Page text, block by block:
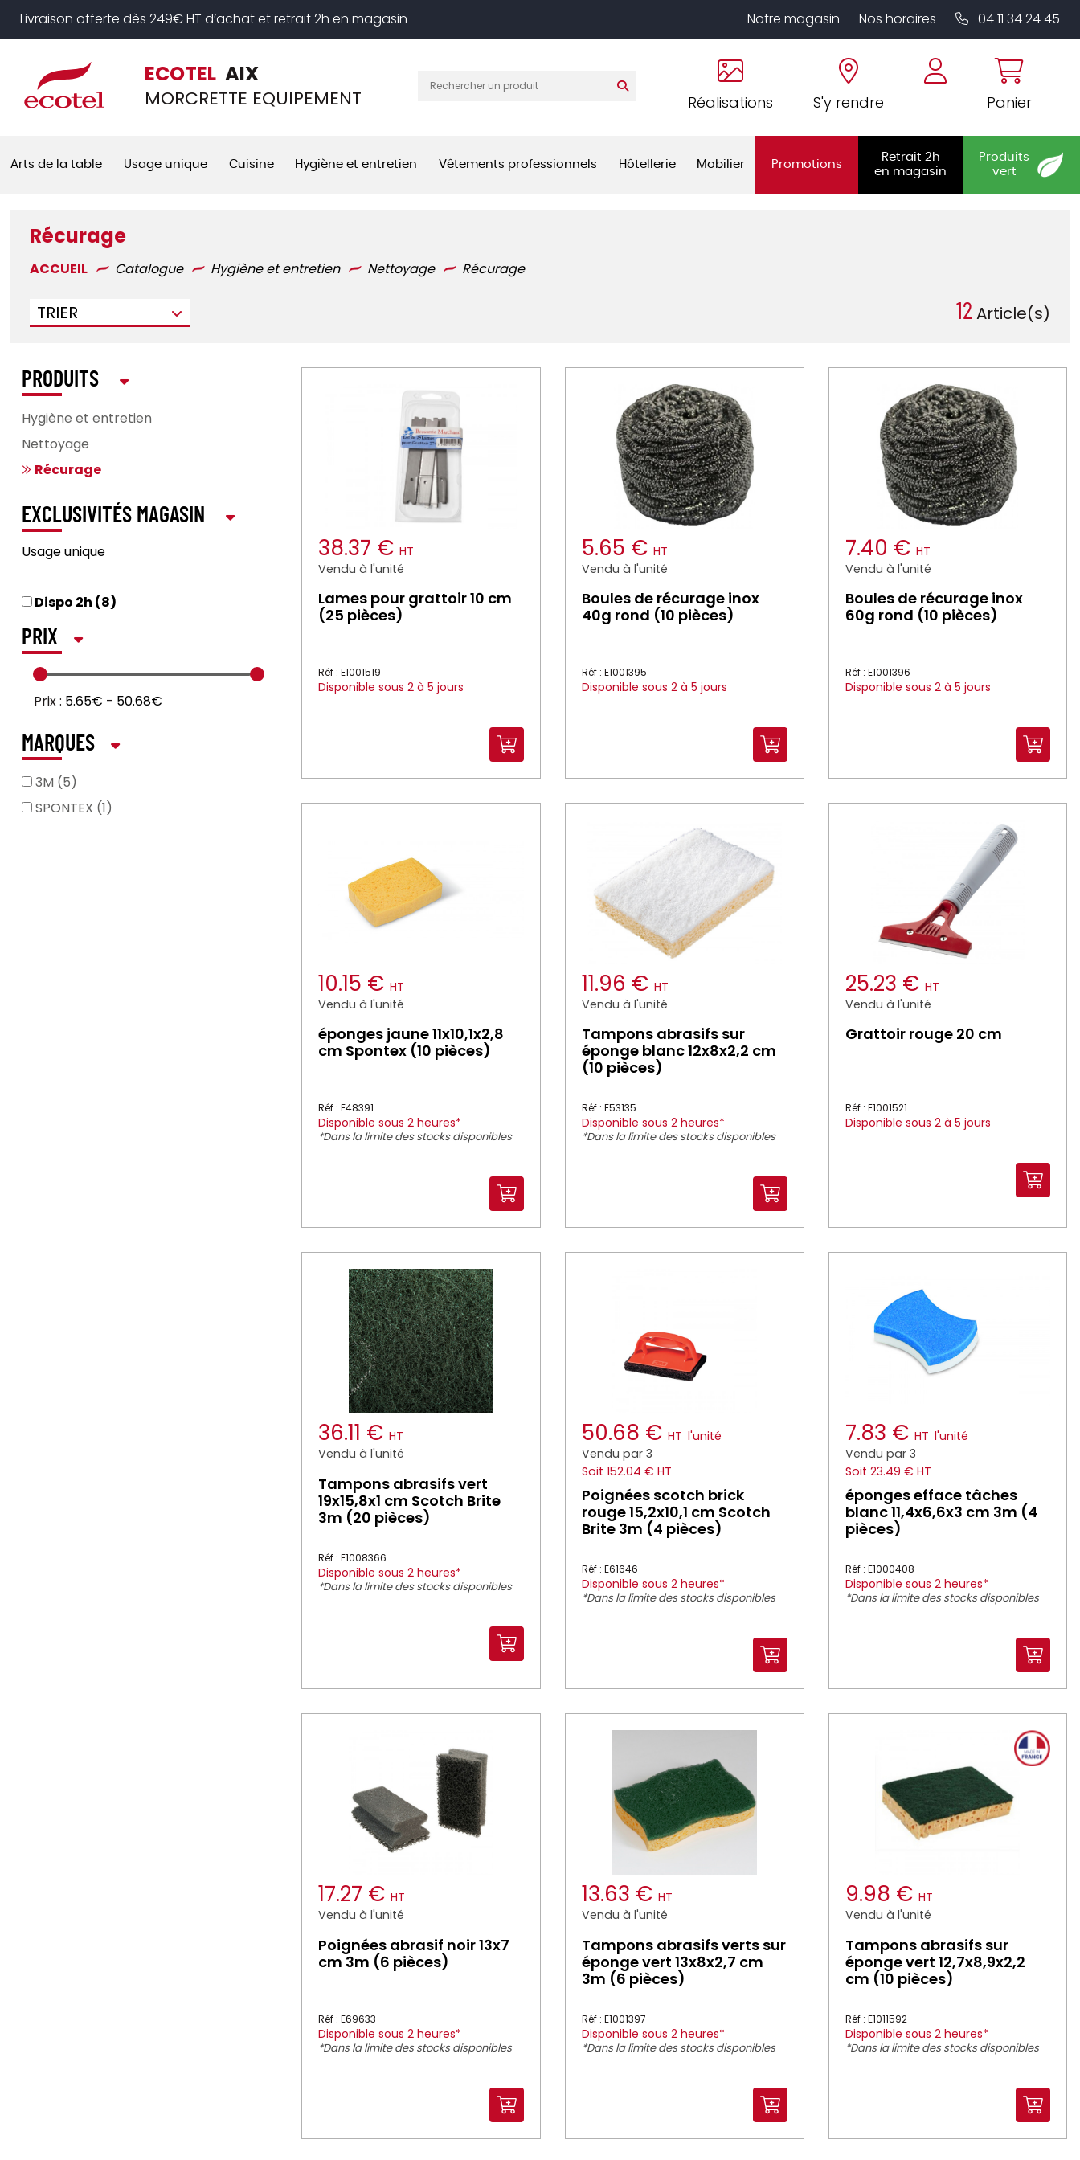
Livraison offerte dès 249€ HT d’achat et retrait 2h en magasin Notre magasin Nos horaires 04 11 34 24 45
ECOTEL AIX
MORCRETTE EQUIPEMENT Réalisations S'y rendre Panier
Arts de la table Usage unique Cuisine Hygiène et entretien Vêtements professionnels Hôtellerie Mobilier Promotions
Retrait 2h
en magasin
Produits
vert
Récurage
ACCUEIL Catalogue Hygiène et entretien Nettoyage Récurage
TRIER 12Article(s)
38.37 € HT
Vendu à l'unité
Lames pour grattoir 10 cm
(25 pièces)
Réf : E1001519
Disponible sous 2 à 5 jours
5.65 € HT
Vendu à l'unité
Boules de récurage inox
40g rond (10 pièces)
Réf : E1001395
Disponible sous 2 à 5 jours
7.40 € HT
Vendu à l'unité
Boules de récurage inox
60g rond (10 pièces)
Réf : E1001396
Disponible sous 2 à 5 jours
10.15 € HT
Vendu à l'unité
éponges jaune 11x10,1x2,8
cm Spontex (10 pièces)
Réf : E48391
Disponible sous 2 heures*
*Dans la limite des stocks disponibles
11.96 € HT
Vendu à l'unité
Tampons abrasifs sur
éponge blanc 12x8x2,2 cm
(10 pièces)
Réf : E53135
Disponible sous 2 heures*
*Dans la limite des stocks disponibles
25.23 € HT
Vendu à l'unité
Grattoir rouge 20 cm
Réf : E1001521
Disponible sous 2 à 5 jours
36.11 € HT
Vendu à l'unité
Tampons abrasifs vert
19x15,8x1 cm Scotch Brite
3m (20 pièces)
Réf : E1008366
Disponible sous 2 heures*
*Dans la limite des stocks disponibles
50.68 € HT l'unité
Vendu par 3
Soit 152.04 € HT
Poignées scotch brick
rouge 15,2x10,1 cm Scotch
Brite 3m (4 pièces)
Réf : E61646
Disponible sous 2 heures*
*Dans la limite des stocks disponibles
7.83 € HT l'unité
Vendu par 3
Soit 23.49 € HT
éponges efface tâches
blanc 11,4x6,6x3 cm 3m (4
pièces)
Réf : E1000408
Disponible sous 2 heures*
*Dans la limite des stocks disponibles
17.27 € HT
Vendu à l'unité
Poignées abrasif noir 13x7
cm 3m (6 pièces)
Réf : E69633
Disponible sous 2 heures*
*Dans la limite des stocks disponibles
13.63 € HT
Vendu à l'unité
Tampons abrasifs verts sur
éponge vert 13x8x2,7 cm
3m (6 pièces)
Réf : E1001397
Disponible sous 2 heures*
*Dans la limite des stocks disponibles
9.98 € HT
Vendu à l'unité
Tampons abrasifs sur
éponge vert 12,7x8,9x2,2
cm (10 pièces)
Réf : E1011592
Disponible sous 2 heures*
*Dans la limite des stocks disponibles
PRODUITS
Hygiène et entretien
Nettoyage
Récurage
EXCLUSIVITÉS MAGASIN
Usage unique
Dispo 2h (8)
PRIX
Prix : 5.65€ - 50.68€
MARQUES
3M (5)
SPONTEX (1)
Panneau de gestion des cookies